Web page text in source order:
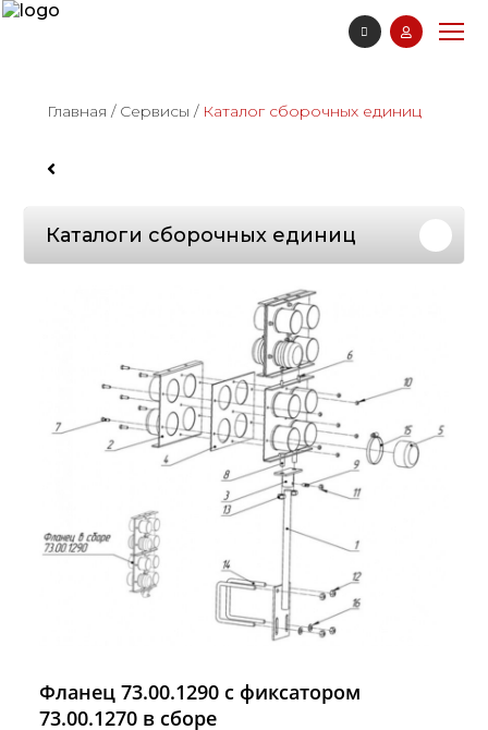
Главная / Сервисы / Каталог сборочных единиц
Каталоги сборочных единиц
Фланец 73.00.1290 с фиксатором
73.00.1270 в сборе